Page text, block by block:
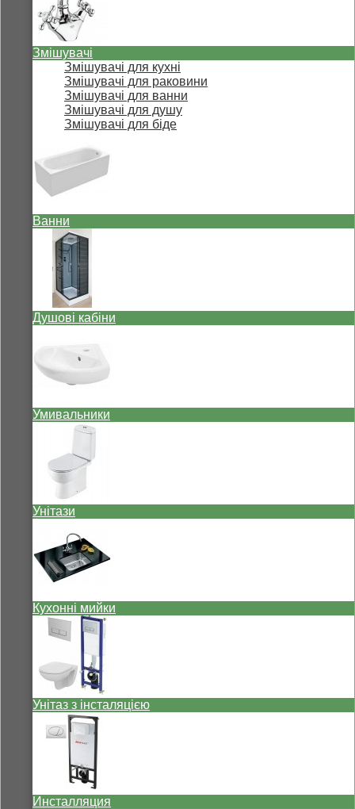
Змішувачі
Змішувачі для кухні
Змішувачі для раковини
Змішувачі для ванни
Змішувачі для душу
Змішувачі для біде
Ванни
Душові кабіни
Умивальники
Унітази
Кухонні мийки
Унітаз з інсталяцією
Инсталляция